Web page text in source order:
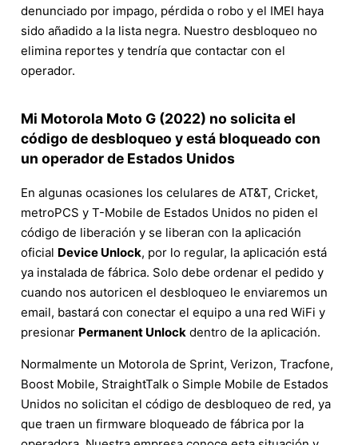
denunciado por impago, pérdida o robo y el IMEI haya
sido añadido a la lista negra. Nuestro desbloqueo no
elimina reportes y tendría que contactar con el
operador.
Mi Motorola Moto G (2022) no solicita el
código de desbloqueo y está bloqueado con
un operador de Estados Unidos
En algunas ocasiones los celulares de AT&T, Cricket,
metroPCS y T-Mobile de Estados Unidos no piden el
código de liberación y se liberan con la aplicación
oficial Device Unlock, por lo regular, la aplicación está
ya instalada de fábrica. Solo debe ordenar el pedido y
cuando nos autoricen el desbloqueo le enviaremos un
email, bastará con conectar el equipo a una red WiFi y
presionar Permanent Unlock dentro de la aplicación.
Normalmente un Motorola de Sprint, Verizon, Tracfone,
Boost Mobile, StraightTalk o Simple Mobile de Estados
Unidos no solicitan el código de desbloqueo de red, ya
que traen un firmware bloqueado de fábrica por la